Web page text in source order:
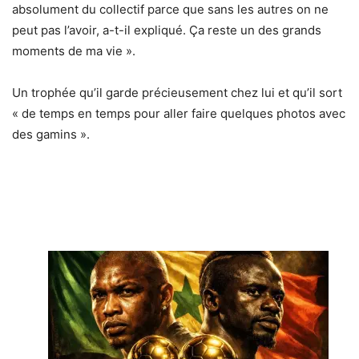
absolument du collectif parce que sans les autres on ne
peut pas l’avoir, a-t-il expliqué. Ça reste un des grands
moments de ma vie ».
Un trophée qu’il garde précieusement chez lui et qu’il sort
« de temps en temps pour aller faire quelques photos avec
des gamins ».